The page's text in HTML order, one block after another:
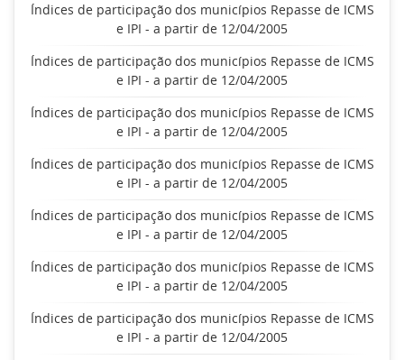
Índices de participação dos municípios Repasse de ICMS
e IPI - a partir de 12/04/2005
Índices de participação dos municípios Repasse de ICMS
e IPI - a partir de 12/04/2005
Índices de participação dos municípios Repasse de ICMS
e IPI - a partir de 12/04/2005
Índices de participação dos municípios Repasse de ICMS
e IPI - a partir de 12/04/2005
Índices de participação dos municípios Repasse de ICMS
e IPI - a partir de 12/04/2005
Índices de participação dos municípios Repasse de ICMS
e IPI - a partir de 12/04/2005
Índices de participação dos municípios Repasse de ICMS
e IPI - a partir de 12/04/2005